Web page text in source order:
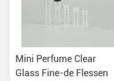
Mini Perfume Clear
Glass Fine-de Flessen